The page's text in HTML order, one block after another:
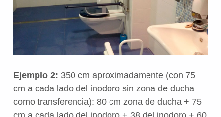
Ejemplo 2: 350 cm aproximadamente (con 75
cm a cada lado del inodoro sin zona de ducha
como transferencia): 80 cm zona de ducha + 75